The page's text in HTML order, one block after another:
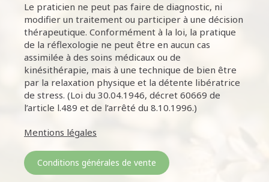
Le praticien ne peut pas faire de diagnostic, ni
modifier un traitement ou participer à une décision
thérapeutique. Conformément à la loi, la pratique
de la réflexologie ne peut être en aucun cas
assimilée à des soins médicaux ou de
kinésithérapie, mais à une technique de bien être
par la relaxation physique et la détente libératrice
de stress. (Loi du 30.04.1946, décret 60669 de
l’article l.489 et de l’arrêté du 8.10.1996.)
Mentions légales
Conditions générales de vente